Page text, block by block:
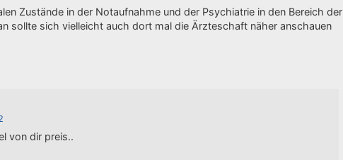
Zustände in der Notaufnahme und der Psychiatrie in den Bereich der
sollte sich vielleicht auch dort mal die Ärzteschaft näher anschauen
von dir preis..